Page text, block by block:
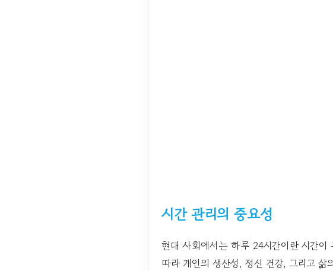
시간 관리의 중요성
현대 사회에서는 하루 24시간이란 시간
따라 개인의 생산성, 정신 건강, 그리고